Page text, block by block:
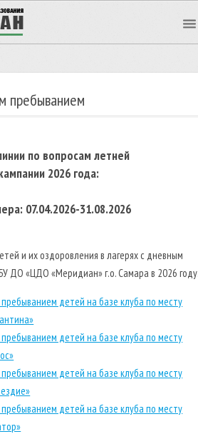
пребыванием
по вопросам летней
2026 года:
07.04.2026-31.08.2026
и их оздоровления в лагерях с дневным
ДО «ЦДО «Меридиан» г.о. Самара в 2026
детей на базе клуба по месту
детей на базе клуба по месту
детей на базе клуба по месту
детей на базе клуба по месту